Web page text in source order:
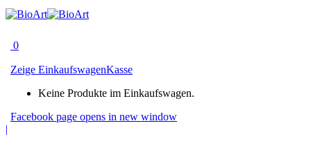
0
Zeige EinkaufswagenKasse
Keine Produkte im Einkaufswagen.
Facebook page opens in new window
|